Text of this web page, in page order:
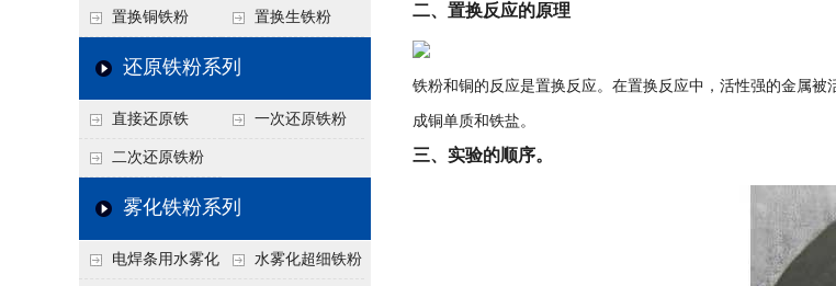
置换铜铁粉 置换生铁粉
还原铁粉系列
直接还原铁 一次还原铁粉
二次还原铁粉
雾化铁粉系列
电焊条用水雾化 水雾化超细铁粉
二、置换反应的原理
铁粉和铜的反应是置换反应。在置换反应中，活性强的金属
成铜单质和铁盐。
三、实验的顺序。